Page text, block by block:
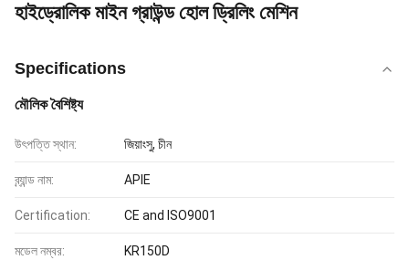
হাইড্রোলিক মাইন গ্রাউন্ড হোল ড্রিলিং মেশিন
Specifications
মৌলিক বৈশিষ্ট্য
উৎপত্তি স্থান: জিয়াংসু, চীন
ব্র্যান্ড নাম: APIE
Certification: CE and ISO9001
মডেল নম্বর: KR150D